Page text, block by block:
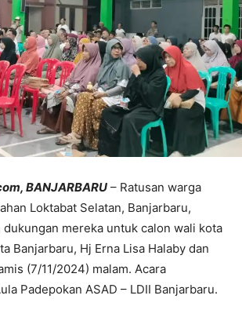
BANJARBARU – Ratusan warga
Loktabat Selatan, Banjarbaru,
dukungan mereka untuk calon wali kota
Banjarbaru, Hj Erna Lisa Halaby dan
(7/11/2024) malam. Acara
Padepokan ASAD – LDII Banjarbaru.